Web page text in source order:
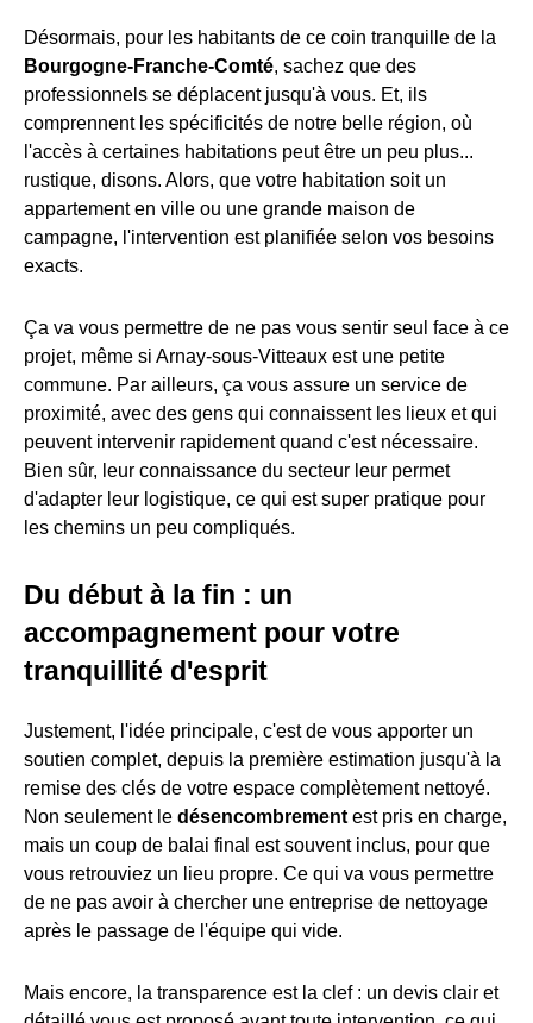
Désormais, pour les habitants de ce coin tranquille de la
Bourgogne-Franche-Comté, sachez que des
professionnels se déplacent jusqu'à vous. Et, ils
comprennent les spécificités de notre belle région, où
l'accès à certaines habitations peut être un peu plus...
rustique, disons. Alors, que votre habitation soit un
appartement en ville ou une grande maison de
campagne, l'intervention est planifiée selon vos besoins
exacts.
Ça va vous permettre de ne pas vous sentir seul face à ce
projet, même si Arnay-sous-Vitteaux est une petite
commune. Par ailleurs, ça vous assure un service de
proximité, avec des gens qui connaissent les lieux et qui
peuvent intervenir rapidement quand c'est nécessaire.
Bien sûr, leur connaissance du secteur leur permet
d'adapter leur logistique, ce qui est super pratique pour
les chemins un peu compliqués.
Du début à la fin : un
accompagnement pour votre
tranquillité d'esprit
Justement, l'idée principale, c'est de vous apporter un
soutien complet, depuis la première estimation jusqu'à la
remise des clés de votre espace complètement nettoyé.
Non seulement le désencombrementest pris en charge,
mais un coup de balai final est souvent inclus, pour que
vous retrouviez un lieu propre. Ce qui va vous permettre
de ne pas avoir à chercher une entreprise de nettoyage
après le passage de l'équipe qui vide.
Mais encore, la transparence est la clef : un devis clair et